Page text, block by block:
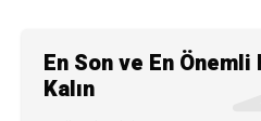
En Son ve En
Kalın